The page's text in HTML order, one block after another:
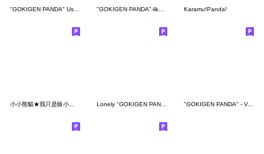
Karamu!Panda!
小小熊貓★我只是個小孩 馬麻雜摳! Lonely "GOKIGEN PANDA" "GOKIGEN PANDA" - Various Movements